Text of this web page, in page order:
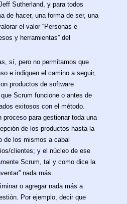
Sutherland, y para todos
de hacer, una forma de ser, una
el valor “Personas e
y herramientas” del
sí, pero no permitamos que
e indiquen el camino a seguir,
productos de software
Scrum funcione o antes de
exitosos con el método.
para gestionar toda una
de los productos hasta la
de los mismos a cabal
clientes; y el núcleo de ese
Scrum, tal y como dice la
nada más.
o agregar nada más a
Por ejemplo, decir que